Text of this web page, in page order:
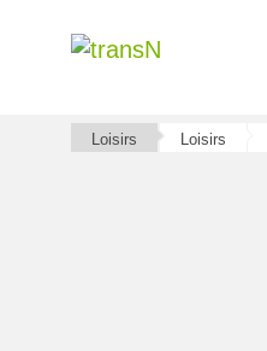
Loisirs Loisirs